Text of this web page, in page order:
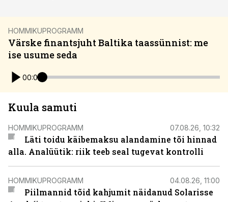
HOMMIKUPROGRAMM
Värske finantsjuht Baltika taassünnist: me
ise usume seda
00:00
Kuula samuti
HOMMIKUPROGRAMM 07.08.26, 10:32
Läti toidu käibemaksu alandamine tõi hinnad
alla. Analüütik: riik teeb seal tugevat kontrolli
HOMMIKUPROGRAMM 04.08.26, 11:00
Piilmannid tõid kahjumit näidanud Solarisse